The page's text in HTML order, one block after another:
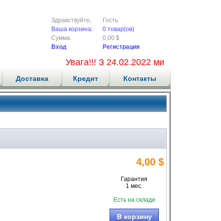
Здравствуйте,
Гость
Ваша корзина:
0 товар(ов)
Сумма:
0,00 $
Вход
Регистрация
Увага!!! З 24.02.2022 ми не
Доставка Кредит Контакты
4,00 $
Гарантия
1 мес.
Есть на складе
В корзину